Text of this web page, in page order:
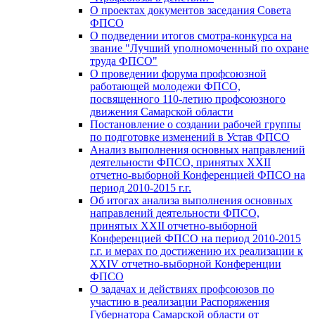
О проектах документов заседания Совета
ФПСО
О подведении итогов смотра-конкурса на
звание "Лучший уполномоченный по охране
труда ФПСО"
О проведении форума профсоюзной
работающей молодежи ФПСО,
посвященного 110-летию профсоюзного
движения Самарской области
Постановление о создании рабочей группы
по подготовке изменений в Устав ФПСО
Анализ выполнения основных направлений
деятельности ФПСО, принятых XXII
отчетно-выборной Конференцией ФПСО на
период 2010-2015 г.г.
Об итогах анализа выполнения основных
направлений деятельности ФПСО,
принятых XXII отчетно-выборной
Конференцией ФПСО на период 2010-2015
г.г. и мерах по достижению их реализации к
XXIV отчетно-выборной Конференции
ФПСО
О задачах и действиях профсоюзов по
участию в реализации Распоряжения
Губернатора Самарской области от